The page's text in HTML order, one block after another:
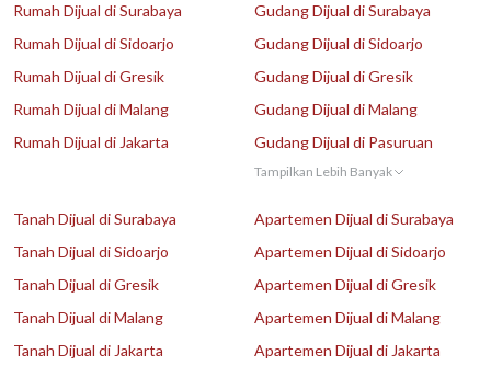
Rumah Dijual di Surabaya
Rumah Dijual di Sidoarjo
Rumah Dijual di Gresik
Rumah Dijual di Malang
Rumah Dijual di Jakarta
Gudang Dijual di Surabaya
Gudang Dijual di Sidoarjo
Gudang Dijual di Gresik
Gudang Dijual di Malang
Gudang Dijual di Pasuruan
Tampilkan Lebih Banyak
Tanah Dijual di Surabaya
Tanah Dijual di Sidoarjo
Tanah Dijual di Gresik
Tanah Dijual di Malang
Tanah Dijual di Jakarta
Apartemen Dijual di Surabaya
Apartemen Dijual di Sidoarjo
Apartemen Dijual di Gresik
Apartemen Dijual di Malang
Apartemen Dijual di Jakarta